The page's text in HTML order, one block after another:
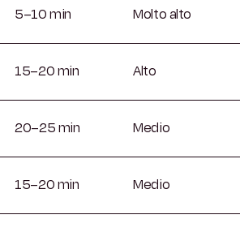
5–10 min Molto alto
15–20 min Alto
20–25 min Medio
15–20 min Medio